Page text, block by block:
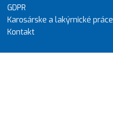
GDPR
Karosárske a lakýrnické práce
Kontakt